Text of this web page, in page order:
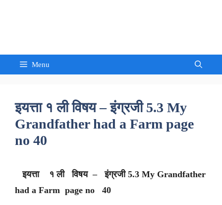
Menu
इयत्ता १ ली विषय – इंग्रजी 5.3 My
Grandfather had a Farm page
no 40
इयत्ता १ ली विषय – इंग्रजी 5.3 My Grandfather
had a Farm page no 40